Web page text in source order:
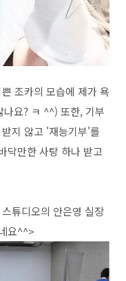
조카의 모습에 제가 욕
나요? ㅋ ^^) 또한, 기부
지 않고 '재능기부'를
닥만한 사탕 하나 받고
튜디오의 안은영 실장
요^^>